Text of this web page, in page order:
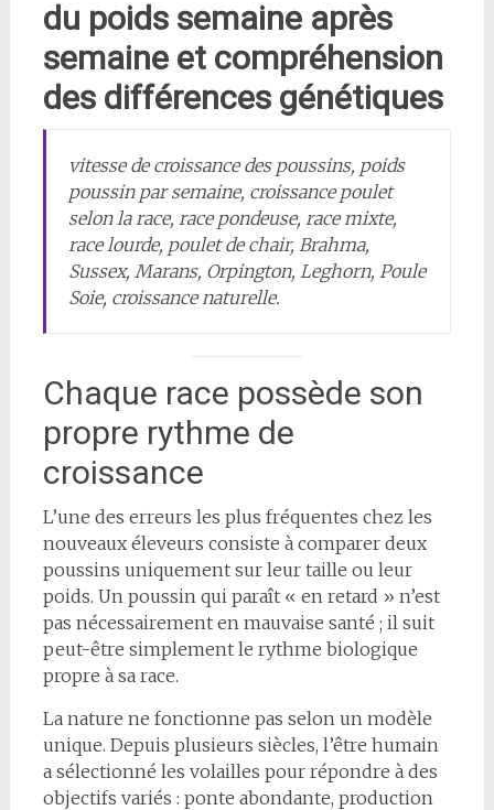
du poids semaine après
semaine et compréhension
des différences génétiques
vitesse de croissance des poussins, poids
poussin par semaine, croissance poulet
selon la race, race pondeuse, race mixte,
race lourde, poulet de chair, Brahma,
Sussex, Marans, Orpington, Leghorn, Poule
Soie, croissance naturelle.
Chaque race possède son
propre rythme de
croissance
L’une des erreurs les plus fréquentes chez les
nouveaux éleveurs consiste à comparer deux
poussins uniquement sur leur taille ou leur
poids. Un poussin qui paraît « en retard » n’est
pas nécessairement en mauvaise santé ; il suit
peut-être simplement le rythme biologique
propre à sa race.
La nature ne fonctionne pas selon un modèle
unique. Depuis plusieurs siècles, l’être humain
a sélectionné les volailles pour répondre à des
objectifs variés : ponte abondante, production